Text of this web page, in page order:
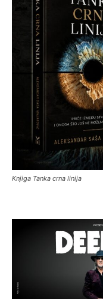
Knjiga Tanka crna linija